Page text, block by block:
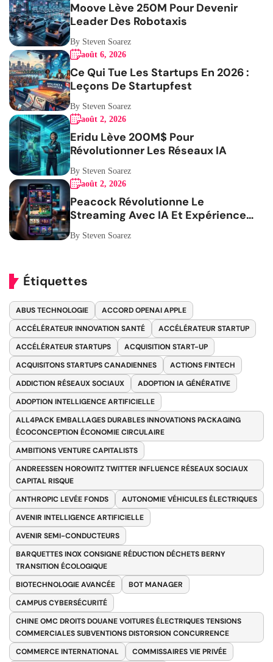
Moove Lève 250M Pour Devenir
Leader Des Robotaxis
By Steven Soarez
août 6, 2026
Ce Qui Tue Les Startups En 2026 :
Leçons De Startupfest
By Steven Soarez
août 2, 2026
Eridu Lève 200M$ Pour
Révolutionner Les Réseaux IA
By Steven Soarez
août 2, 2026
Peacock Révolutionne Le
Streaming Avec IA Et Expérience
Mobile
By Steven Soarez
Étiquettes
ABUS TECHNOLOGIE
ACCORD OPENAI APPLE
ACCÉLÉRATEUR INNOVATION SANTÉ
ACCÉLÉRATEUR STARTUP
ACCÉLÉRATEUR STARTUPS
ACQUISITION START-UP
ACQUISITONS STARTUPS CANADIENNES
ACTIONS FINTECH
ADDICTION RÉSEAUX SOCIAUX
ADOPTION IA GÉNÉRATIVE
ADOPTION INTELLIGENCE ARTIFICIELLE
ALL4PACK EMBALLAGES DURABLES INNOVATIONS PACKAGING
ÉCOCONCEPTION ÉCONOMIE CIRCULAIRE
AMBITIONS VENTURE CAPITALISTS
ANDREESSEN HOROWITZ TWITTER INFLUENCE RÉSEAUX SOCIAUX
CAPITAL RISQUE
ANTHROPIC LEVÉE FONDS
AUTONOMIE VÉHICULES ÉLECTRIQUES
AVENIR INTELLIGENCE ARTIFICIELLE
AVENIR SEMI-CONDUCTEURS
BARQUETTES INOX CONSIGNE RÉDUCTION DÉCHETS BERNY
TRANSITION ÉCOLOGIQUE
BIOTECHNOLOGIE AVANCÉE
BOT MANAGER
CAMPUS CYBERSÉCURITÉ
CHINE OMC DROITS DOUANE VOITURES ÉLECTRIQUES TENSIONS
COMMERCIALES SUBVENTIONS DISTORSION CONCURRENCE
COMMERCE INTERNATIONAL
COMMISSAIRES VIE PRIVÉE